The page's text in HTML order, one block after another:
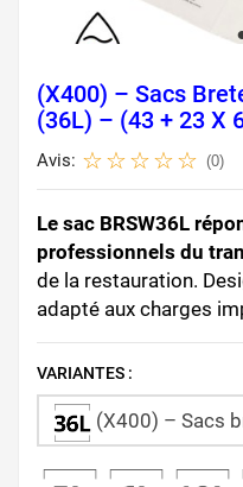
(X400) – Sacs
(36L) – (43 + 23 X
Avis: (0)
Le sac BRSW36L
professionnels du
de la restauration.
adapté aux charges
VARIANTES :
(X400) – Sacs bretelles